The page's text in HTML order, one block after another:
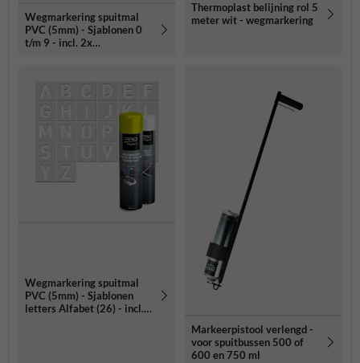
Wegmarkering spuitmal
PVC (5mm) - Sjablonen 0
t/m 9 - incl. 2x
Thermoplast belijning rol 5
meter wit - wegmarkering
Wegmarkering spuitmal
PVC (5mm) - Sjablonen
letters Alfabet (26) - incl.
Markeerpistool verlengd -
voor spuitbussen 500 of
600 en 750 ml